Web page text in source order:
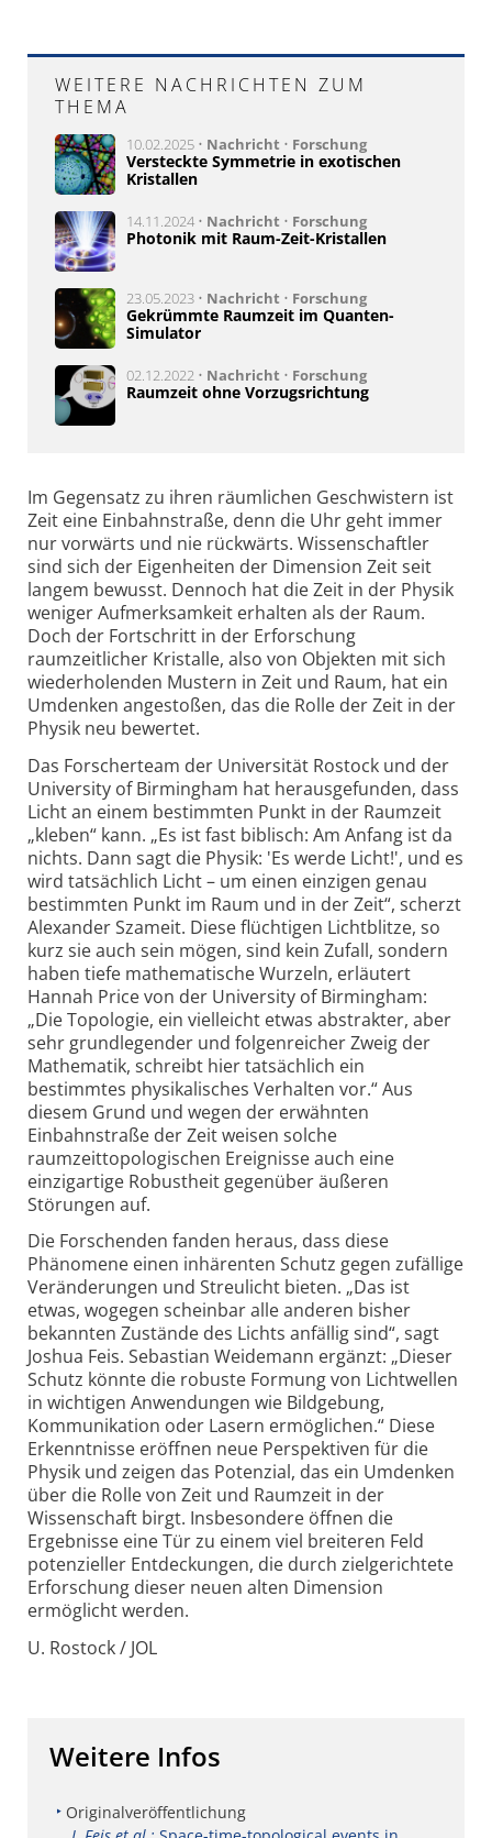
WEITERE NACHRICHTEN ZUM
THEMA
10.02.2025 • Nachricht • Forschung
Versteckte Symmetrie in exotischen
Kristallen
14.11.2024 • Nachricht • Forschung
Photonik mit Raum-Zeit-Kristallen
23.05.2023 • Nachricht • Forschung
Gekrümmte Raumzeit im Quanten-
Simulator
02.12.2022 • Nachricht • Forschung
Raumzeit ohne Vorzugsrichtung
Im Gegensatz zu ihren räumlichen Geschwistern ist
Zeit eine Einbahnstraße, denn die Uhr geht immer
nur vorwärts und nie rückwärts. Wissenschaftler
sind sich der Eigenheiten der Dimension Zeit seit
langem bewusst. Dennoch hat die Zeit in der Physik
weniger Aufmerksamkeit erhalten als der Raum.
Doch der Fortschritt in der Erforschung
raumzeitlicher Kristalle, also von Objekten mit sich
wiederholenden Mustern in Zeit und Raum, hat ein
Umdenken angestoßen, das die Rolle der Zeit in der
Physik neu bewertet.
Das Forscherteam der Universität Rostock und der
University of Birmingham hat herausgefunden, dass
Licht an einem bestimmten Punkt in der Raumzeit
„kleben“ kann. „Es ist fast biblisch: Am Anfang ist da
nichts. Dann sagt die Physik: 'Es werde Licht!', und es
wird tatsächlich Licht – um einen einzigen genau
bestimmten Punkt im Raum und in der Zeit“, scherzt
Alexander Szameit. Diese flüchtigen Lichtblitze, so
kurz sie auch sein mögen, sind kein Zufall, sondern
haben tiefe mathematische Wurzeln, erläutert
Hannah Price von der University of Birmingham:
„Die Topologie, ein vielleicht etwas abstrakter, aber
sehr grundlegender und folgenreicher Zweig der
Mathematik, schreibt hier tatsächlich ein
bestimmtes physikalisches Verhalten vor.“ Aus
diesem Grund und wegen der erwähnten
Einbahnstraße der Zeit weisen solche
raumzeittopologischen Ereignisse auch eine
einzigartige Robustheit gegenüber äußeren
Störungen auf.
Die Forschenden fanden heraus, dass diese
Phänomene einen inhärenten Schutz gegen zufällige
Veränderungen und Streulicht bieten. „Das ist
etwas, wogegen scheinbar alle anderen bisher
bekannten Zustände des Lichts anfällig sind“, sagt
Joshua Feis. Sebastian Weidemann ergänzt: „Dieser
Schutz könnte die robuste Formung von Lichtwellen
in wichtigen Anwendungen wie Bildgebung,
Kommunikation oder Lasern ermöglichen.“ Diese
Erkenntnisse eröffnen neue Perspektiven für die
Physik und zeigen das Potenzial, das ein Umdenken
über die Rolle von Zeit und Raumzeit in der
Wissenschaft birgt. Insbesondere öffnen die
Ergebnisse eine Tür zu einem viel breiteren Feld
potenzieller Entdeckungen, die durch zielgerichtete
Erforschung dieser neuen alten Dimension
ermöglicht werden.
U. Rostock / JOL
Weitere Infos
Originalveröffentlichung